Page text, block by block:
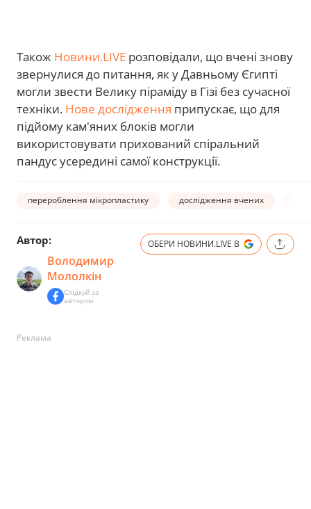
Також Новини.LIVE розповідали, що вчені знову
звернулися до питання, як у Давньому Єгипті
могли звести Велику піраміду в Гізі без сучасної
техніки. Нове дослідження припускає, що для
підйому кам'яних блоків могли
використовувати прихований спіральний
пандус усередині самої конструкції.
перероблення мікропластику дослідження вчених
Автор:
Володимир
Мололкін
Слідкуй за
автором
ОБЕРИ НОВИНИ.LIVE В
Реклама